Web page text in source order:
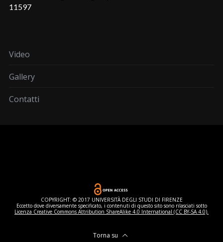
11597
Video
Gallery
Contatti
COPYRIGHT: © 2017 UNIVERSITÀ DEGLI STUDI DI FIRENZE
Eccetto dove diversamente specificato, i contenuti di questo sito sono rilasciati sotto
Licenza Creative Commons Attribution ShareAlike 4.0 International (CC BY-SA 4.0).
Torna su